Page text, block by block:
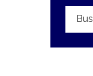
Buscar: